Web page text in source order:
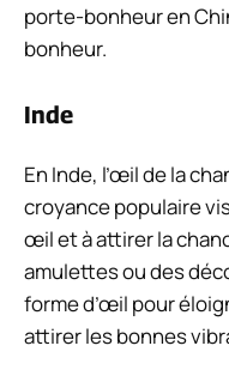
porte-bonheur en
bonheur.
Inde
En Inde, l’œil de la
croyance populaire
œil et à attirer la
amulettes ou des
forme d’œil pour
attirer les bonnes